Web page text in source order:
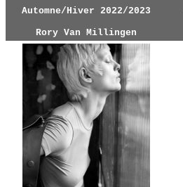
Automne/Hiver 2022/2023
Rory Van Millingen